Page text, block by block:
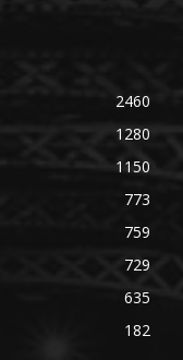
2460
1280
1150
773
759
729
635
182